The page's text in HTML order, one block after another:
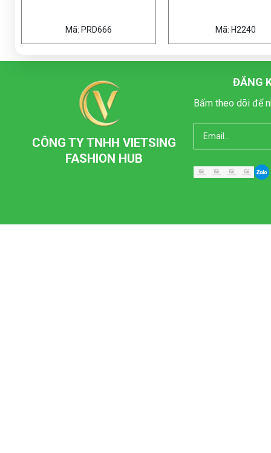
Mã: H2240 Mã:
CÔNG TY TNHH VIETSING
FASHION HUB
ĐĂNG
Bấm theo dõi để